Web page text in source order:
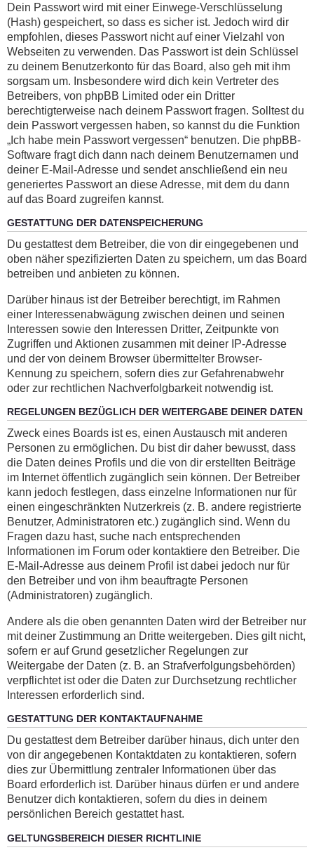
Dein Passwort wird mit einer Einwege-Verschlüsselung
(Hash) gespeichert, so dass es sicher ist. Jedoch wird dir
empfohlen, dieses Passwort nicht auf einer Vielzahl von
Webseiten zu verwenden. Das Passwort ist dein Schlüssel
zu deinem Benutzerkonto für das Board, also geh mit ihm
sorgsam um. Insbesondere wird dich kein Vertreter des
Betreibers, von phpBB Limited oder ein Dritter
berechtigterweise nach deinem Passwort fragen. Solltest du
dein Passwort vergessen haben, so kannst du die Funktion
„Ich habe mein Passwort vergessen“ benutzen. Die phpBB-
Software fragt dich dann nach deinem Benutzernamen und
deiner E-Mail-Adresse und sendet anschließend ein neu
generiertes Passwort an diese Adresse, mit dem du dann
auf das Board zugreifen kannst.
GESTATTUNG DER DATENSPEICHERUNG
Du gestattest dem Betreiber, die von dir eingegebenen und
oben näher spezifizierten Daten zu speichern, um das Board
betreiben und anbieten zu können.
Darüber hinaus ist der Betreiber berechtigt, im Rahmen
einer Interessenabwägung zwischen deinen und seinen
Interessen sowie den Interessen Dritter, Zeitpunkte von
Zugriffen und Aktionen zusammen mit deiner IP-Adresse
und der von deinem Browser übermittelter Browser-
Kennung zu speichern, sofern dies zur Gefahrenabwehr
oder zur rechtlichen Nachverfolgbarkeit notwendig ist.
REGELUNGEN BEZÜGLICH DER WEITERGABE DEINER DATEN
Zweck eines Boards ist es, einen Austausch mit anderen
Personen zu ermöglichen. Du bist dir daher bewusst, dass
die Daten deines Profils und die von dir erstellten Beiträge
im Internet öffentlich zugänglich sein können. Der Betreiber
kann jedoch festlegen, dass einzelne Informationen nur für
einen eingeschränkten Nutzerkreis (z. B. andere registrierte
Benutzer, Administratoren etc.) zugänglich sind. Wenn du
Fragen dazu hast, suche nach entsprechenden
Informationen im Forum oder kontaktiere den Betreiber. Die
E-Mail-Adresse aus deinem Profil ist dabei jedoch nur für
den Betreiber und von ihm beauftragte Personen
(Administratoren) zugänglich.
Andere als die oben genannten Daten wird der Betreiber nur
mit deiner Zustimmung an Dritte weitergeben. Dies gilt nicht,
sofern er auf Grund gesetzlicher Regelungen zur
Weitergabe der Daten (z. B. an Strafverfolgungsbehörden)
verpflichtet ist oder die Daten zur Durchsetzung rechtlicher
Interessen erforderlich sind.
GESTATTUNG DER KONTAKTAUFNAHME
Du gestattest dem Betreiber darüber hinaus, dich unter den
von dir angegebenen Kontaktdaten zu kontaktieren, sofern
dies zur Übermittlung zentraler Informationen über das
Board erforderlich ist. Darüber hinaus dürfen er und andere
Benutzer dich kontaktieren, sofern du dies in deinem
persönlichen Bereich gestattet hast.
GELTUNGSBEREICH DIESER RICHTLINIE